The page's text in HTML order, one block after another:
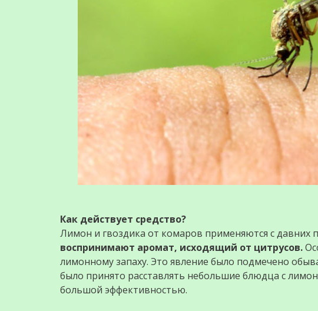
Как действует средство?
Лимон и гвоздика от комаров применяются с давних
воспринимают аромат, исходящий от цитрусов.
лимонному запаху. Это явление было подмечено
было принято расставлять небольшие блюдца с
большой эффективностью.